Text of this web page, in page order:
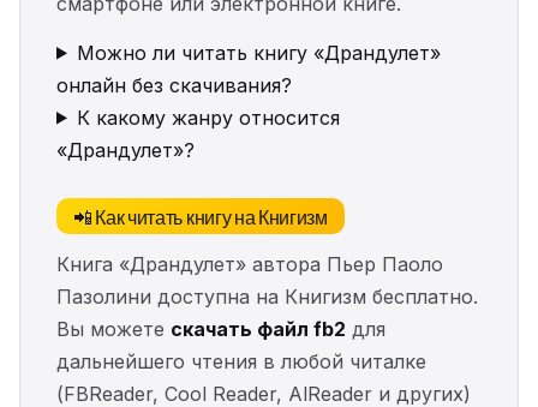
Можно ли читать книгу «Драндулет»
онлайн без скачивания?
К какому жанру относится
«Драндулет»?
📲 Как читать книгу на Книгизм
Книга «Драндулет» автора Пьер Паоло
Пазолини доступна на Книгизм бесплатно.
Вы можете скачать файл fb2 для
дальнейшего чтения в любой читалке
(FBReader, Cool Reader, AlReader и других)